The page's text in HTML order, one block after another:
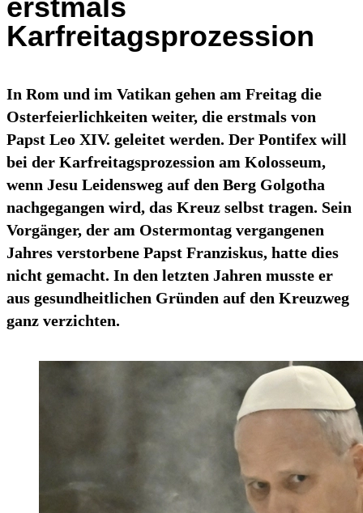
erstmals
Karfreitagsprozession
In Rom und im Vatikan gehen am Freitag die
Osterfeierlichkeiten weiter, die erstmals von
Papst Leo XIV. geleitet werden. Der Pontifex will
bei der Karfreitagsprozession am Kolosseum,
wenn Jesu Leidensweg auf den Berg Golgotha
nachgegangen wird, das Kreuz selbst tragen. Sein
Vorgänger, der am Ostermontag vergangenen
Jahres verstorbene Papst Franziskus, hatte dies
nicht gemacht. In den letzten Jahren musste er
aus gesundheitlichen Gründen auf den Kreuzweg
ganz verzichten.